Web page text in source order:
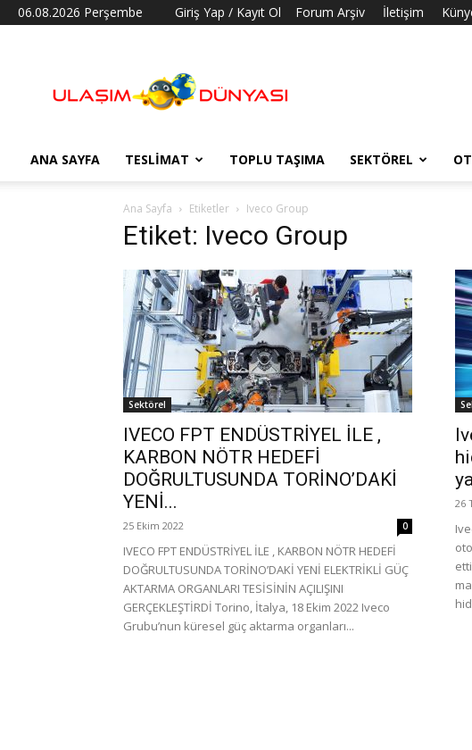
06.08.2026 Perşembe Giriş Yap / Kayıt Ol Forum Arşiv İletişim
Dünyası
ANA SAYFA TESLIMAT TOPLU TAŞIMA SEKTÖREL
Ana Sayfa Etiketler Iveco Group
Etiket: Iveco Group
Sektörel
IVECO FPT ENDÜSTRİYEL İLE ,
KARBON NÖTR HEDEFİ
DOĞRULTUSUNDA TORİNO’DAKİ
YENİ...
25 Ekim 2022 0
IVECO FPT ENDÜSTRİYEL İLE , KARBON NÖTR HEDEFİ
DOĞRULTUSUNDA TORİNO’DAKİ YENİ ELEKTRİKLİ GÜÇ
AKTARMA ORGANLARI TESİSİNİN AÇILIŞINI
GERÇEKLEŞTİRDİ Torino, İtalya, 18 Ekim 2022 Iveco
Grubu’nun küresel güç aktarma organları...
26